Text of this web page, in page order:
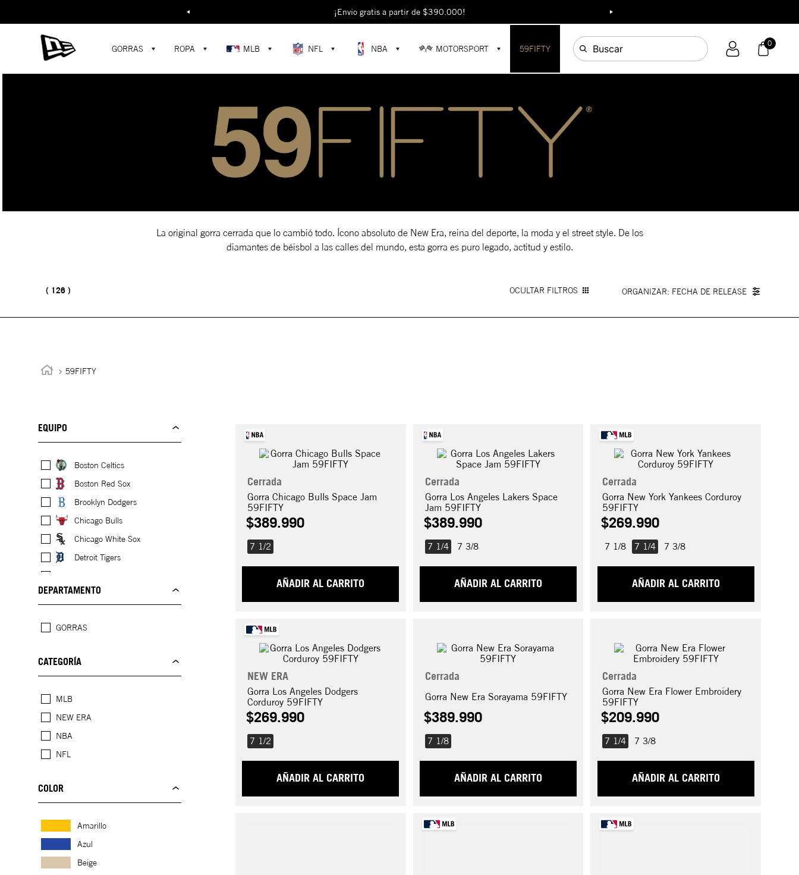
Buscar... ¡Envío gratis a partir de $390.000!
GORRAS ROPA MLB NFL NBA MOTORSPORT 59FIFTY Buscar 0
La original gorra cerrada que lo cambió todo. Ícono absoluto de New Era, reina del deporte, la moda y el street style. De los
diamantes de béisbol a las calles del mundo, esta gorra es puro legado, actitud y estilo.
126 OCULTAR FILTROS FECHA DE RELEASE
59FIFTY
EQUIPO
Boston Celtics
Boston Red Sox
Brooklyn Dodgers
Chicago Bulls
Chicago White Sox
Detroit Tigers
Las Vegas Raiders
Los Angeles Dodgers
DEPARTAMENTO
GORRAS
CATEGORÍA
MLB
NEW ERA
NBA
NFL
COLOR
Amarillo
Azul
Beige
Cerrada
Gorra Chicago Bulls Space Jam
59FIFTY
$389.990
7 1/2
AÑADIR AL CARRITO
Cerrada
Gorra Los Angeles Lakers Space
Jam 59FIFTY
$389.990
7 1/4 7 3/8
AÑADIR AL CARRITO
Cerrada
Gorra New York Yankees Corduroy
59FIFTY
$269.990
7 1/4
7 1/8 7 3/8
AÑADIR AL CARRITO
NEW ERA
Gorra Los Angeles Dodgers
Corduroy 59FIFTY
$269.990
7 1/2
AÑADIR AL CARRITO
Cerrada
Gorra New Era Sorayama 59FIFTY
$389.990
7 1/8
AÑADIR AL CARRITO
Cerrada
Gorra New Era Flower Embroidery
59FIFTY
$209.990
7 1/4 7 3/8
AÑADIR AL CARRITO